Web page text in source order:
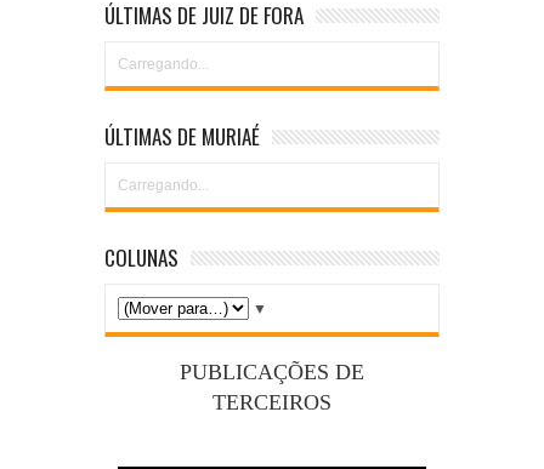
ÚLTIMAS DE JUIZ DE FORA
Carregando...
ÚLTIMAS DE MURIAÉ
Carregando...
COLUNAS
▼
PUBLICAÇÕES DE
TERCEIROS